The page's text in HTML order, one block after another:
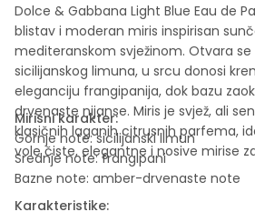
Dolce & Gabbana Light Blue Eau de
blistav i moderan miris inspirisan
mediteranskom svježinom. Otvara
sicilijanskog limuna, u srcu donosi
eleganciju frangipanija, dok bazu
drvenaste nijanse. Miris je svjež, ali
klasičnih laganih citrusnih parfema,
vole čiste, elegantne i nosive mirise
Mirisni karakter:
Gornje note: sicilijanski limun
Srednje note: frangipani
Bazne note: amber-drvenaste note
Karakteristike: